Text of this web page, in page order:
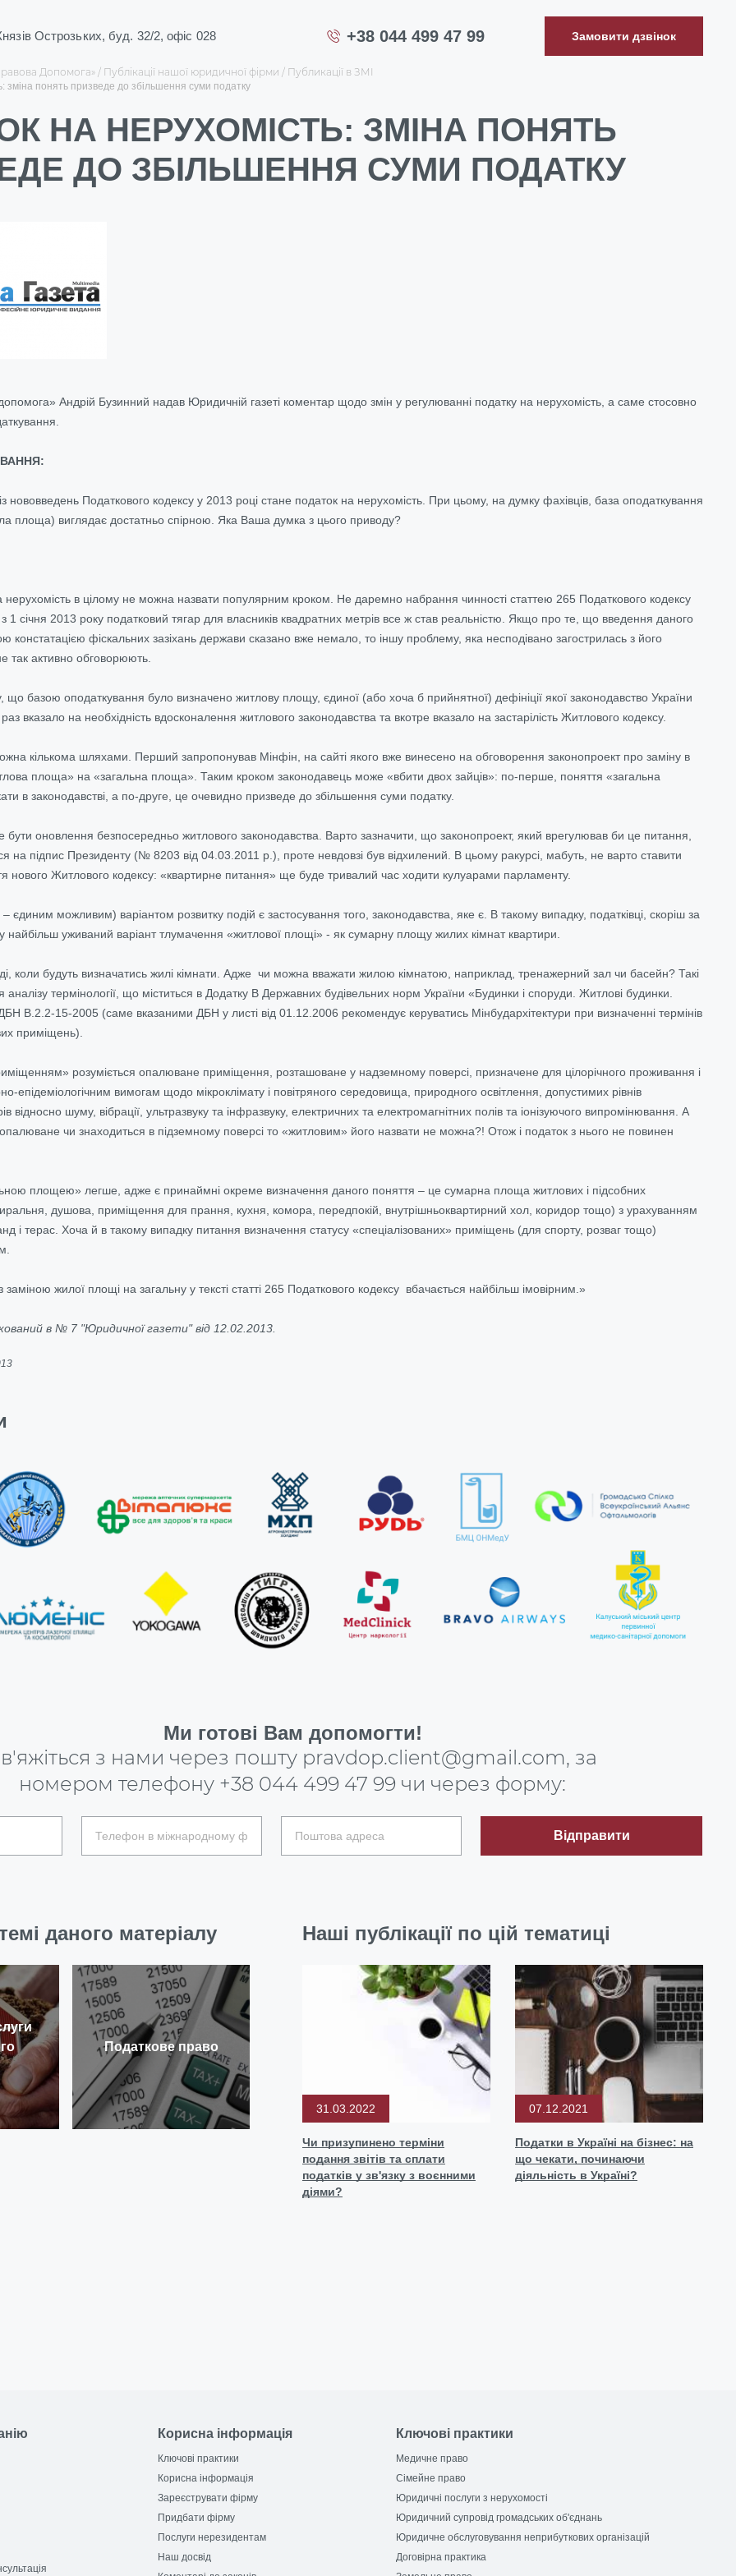
Острозьких, буд. 32/2, офіс 028 +38 044 499 47 99 Замовити дзвінок
Допомога» Публікації нашої юридичної фірми Публикації в ЗМІ
зміна понять призведе до збільшення суми податку
НА НЕРУХОМІСТЬ: ЗМІНА ПОНЯТЬ
ДО ЗБІЛЬШЕННЯ СУМИ ПОДАТКУ
Андрій Бузинний надав Юридичній газеті коментар щодо змін у регулюванні податку на нерухомість, а саме стосовно
нововведень Податкового кодексу у 2013 році стане податок на нерухомість. При цьому, на думку фахівців, база оподаткування
площа) виглядає достатньо спірною. Яка Ваша думка з цього приводу?
в цілому не можна назвати популярним кроком. Не даремно набрання чинності статтею 265 Податкового кодексу
з 1 січня 2013 року податковий тягар для власників квадратних метрів все ж став реальністю. Якщо про те, що введення даного
констатацією фіскальних зазіхань держави сказано вже немало, то іншу проблему, яка несподівано загострилась з його
так активно обговорюють.
що базою оподаткування було визначено житлову площу, єдиної (або хоча б прийнятної) дефініції якої законодавство України
вказало на необхідність вдосконалення житлового законодавства та вкотре вказало на застарілість Житлового кодексу.
кількома шляхами. Перший запропонував Мінфін, на сайті якого вже винесено на обговорення законопроект про заміну в
площа» на «загальна площа». Таким кроком законодавець може «вбити двох зайців»: по-перше, поняття «загальна
в законодавстві, а по-друге, це очевидно призведе до збільшення суми податку.
оновлення безпосередньо житлового законодавства. Варто зазначити, що законопроект, який врегулював би це питання,
на підпис Президенту (№ 8203 від 04.03.2011 р.), проте невдовзі був відхилений. В цьому ракурсі, мабуть, не варто ставити
нового Житлового кодексу: «квартирне питання» ще буде тривалий час ходити кулуарами парламенту.
єдиним можливим) варіантом розвитку подій є застосування того, законодавства, яке є. В такому випадку, податківці, скоріш за
найбільш уживаний варіант тлумачення «житлової площі» - як сумарну площу жилих кімнат квартири.
коли будуть визначатись жилі кімнати. Адже чи можна вважати жилою кімнатою, наприклад, тренажерний зал чи басейн? Такі
аналізу термінології, що міститься в Додатку В Державних будівельних норм України «Будинки і споруди. Житлові будинки.
В.2.2-15-2005 (саме вказаними ДБН у листі від 01.12.2006 рекомендує керуватись Мінбудархітектури при визначенні термінів
приміщень).
розуміється опалюване приміщення, розташоване у надземному поверсі, призначене для цілорічного проживання і
епідеміологічним вимогам щодо мікроклімату і повітряного середовища, природного освітлення, допустимих рівнів
відносно шуму, вібрації, ультразвуку та інфразвуку, електричних та електромагнітних полів та іонізуючого випромінювання. А
чи знаходиться в підземному поверсі то «житловим» його назвати не можна?! Отож і податок з нього не повинен
площею» легше, адже є принаймні окреме визначення даного поняття – це сумарна площа житлових і підсобних
душова, приміщення для прання, кухня, комора, передпокій, внутрішньоквартирний хол, коридор тощо) з урахуванням
і терас. Хоча й в такому випадку питання визначення статусу «спеціалізованих» приміщень (для спорту, розваг тощо)
заміною жилої площі на загальну у тексті статті 265 Податкового кодексу вбачається найбільш імовірним.»
в № 7 "Юридичної газети" від 12.02.2013.
Ми готові Вам допомогти!
з нами через пошту pravdop.client@gmail.com, за
номером телефону +38 044 499 47 99 чи через форму:
Відправити
даного матеріалу
Податкове право
Наші публікації по цій тематиці
31.03.2022
Чи призупинено терміни
подання звітів та сплати
податків у зв'язку з воєнними
діями?
07.12.2021
Податки в Україні на бізнес: на
що чекати, починаючи
діяльність в Україні?
Корисна інформація
Ключові практики
Корисна інформація
Зареєструвати фірму
Придбати фірму
Послуги нерезидентам
Наш досвід
Ключові практики
Медичне право
Сімейне право
Юридичні послуги з нерухомості
Юридичний супровід громадських об'єднань
Юридичне обслуговування неприбуткових організацій
Договірна практика